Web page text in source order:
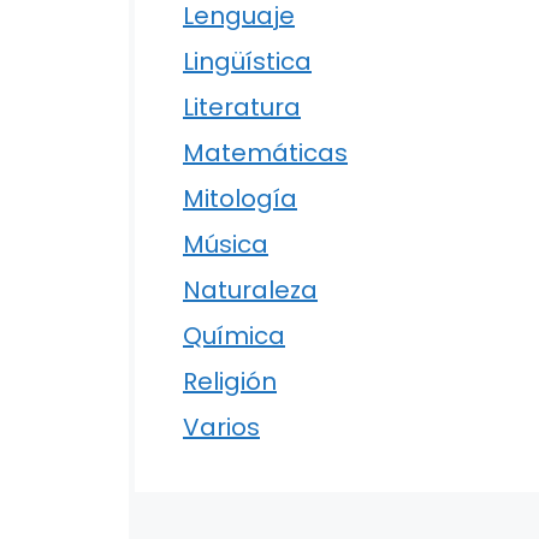
Lenguaje
Lingüística
Literatura
Matemáticas
Mitología
Música
Naturaleza
Química
Religión
Varios